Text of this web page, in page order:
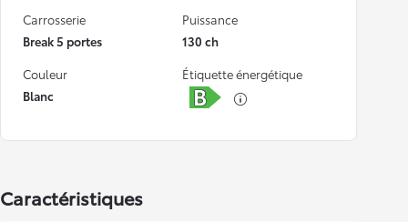
Carrosserie
Break 5 portes
Puissance
130 ch
Couleur
Blanc
Étiquette énergétique
Caractéristiques